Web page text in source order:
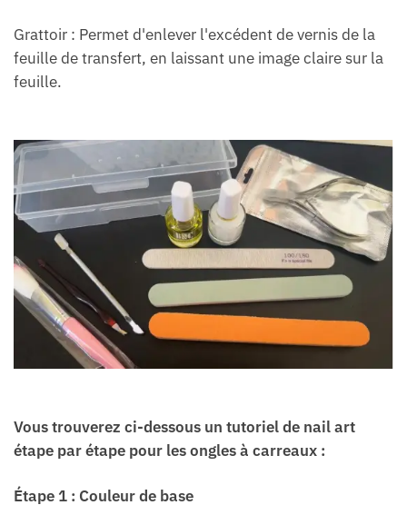
Grattoir : Permet d'enlever l'excédent de vernis de la
feuille de transfert, en laissant une image claire sur la
feuille.
Vous trouverez ci-dessous un tutoriel de nail art
étape par étape pour les ongles à carreaux :
Étape 1 : Couleur de base